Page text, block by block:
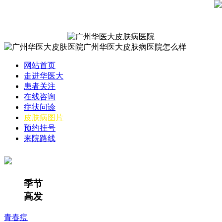
网站首页
走进华医大
患者关注
在线咨询
症状问诊
皮肤病图片
预约挂号
来院路线
季节
高发
青春痘